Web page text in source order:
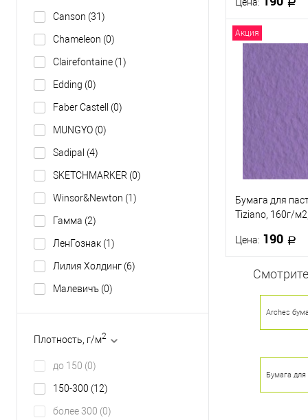
Canson (31)
Chameleon (0)
Clairefontaine (1)
Edding (0)
Faber Castell (0)
MUNGYO (0)
Sadipal (4)
SKETCHMARKER (0)
Winsor&Newton (1)
Гамма (2)
ЛенГознак (1)
Лилия Холдинг (6)
Малевичъ (0)
Плотность, г/м2
до 150 (0)
150-300 (12)
более 300 (0)
В
Купить в 1 клик
Акция
Бумага для
Tiziano, 160г/
Цена: 190
В
Купить в 1
Arches
Бумага